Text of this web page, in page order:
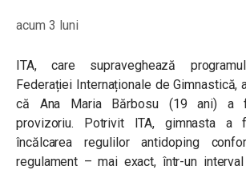
acum 3 luni
ITA, care supraveghează
Federației Internaționale de Gimnastică,
că Ana Maria Bărbosu (19 ani) a
provizoriu. Potrivit ITA, gimnasta a
încălcarea regulilor antidoping
regulament – mai exact, într-un